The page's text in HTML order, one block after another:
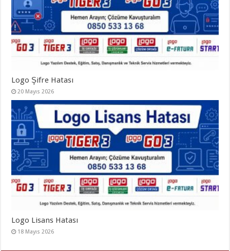
Logo Şifre Hatası
20 Mayıs 2026
Logo Lisans Hatası
18 Mayıs 2026